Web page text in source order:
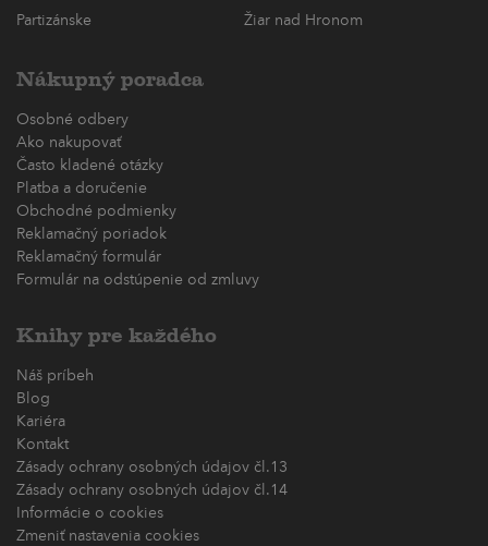
Partizánske
Žiar nad Hronom
Nákupný poradca
Osobné odbery
Ako nakupovať
Často kladené otázky
Platba a doručenie
Obchodné podmienky
Reklamačný poriadok
Reklamačný formulár
Formulár na odstúpenie od zmluvy
Knihy pre každého
Náš príbeh
Blog
Kariéra
Kontakt
Zásady ochrany osobných údajov čl.13
Zásady ochrany osobných údajov čl.14
Informácie o cookies
Zmeniť nastavenia cookies